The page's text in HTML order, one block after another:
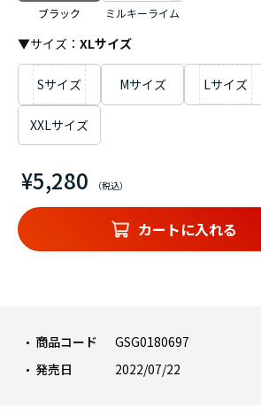
¥5,280
商品コード
GSG0180697
発売日
2022/07/22
ブラック ミルキーライム
▼サイズ： XLサイズ
Sサイズ Mサイズ Lサイズ
XXLサイズ
カートに入れる